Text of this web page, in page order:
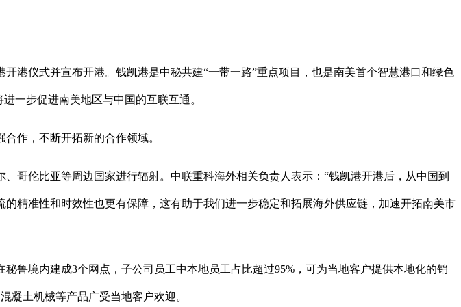
仪式并宣布开港。钱凯港是中秘共建“一带一路”重点项目，也是南美首个智慧港口和绿色
一步促进南美地区与中国的互联互通。
作，不断开拓新的合作领域。
伦比亚等周边国家进行辐射。中联重科海外相关负责人表示：“钱凯港开港后，从中国到
精准性和时效性也更有保障，这有助于我们进一步稳定和拓展海外供应链，加速开拓南美市
境内建成3个网点，子公司员工中本地员工占比超过95%，可为当地客户提供本地化的销
凝土机械等产品广受当地客户欢迎。